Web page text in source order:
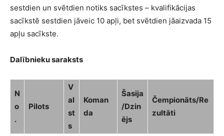
sestdien un svētdien notiks sacīkstes – kvalifikācijas
sacīkstē sestdien jāveic 10 apļi, bet svētdien jāaizvada 15
apļu sacīkste.
Dalībnieku saraksts
N
o
.
Pilots
V
al
st
s
Koman
da
Šasija
/Dzin
ējs
Čempionāts/Re
zultāti